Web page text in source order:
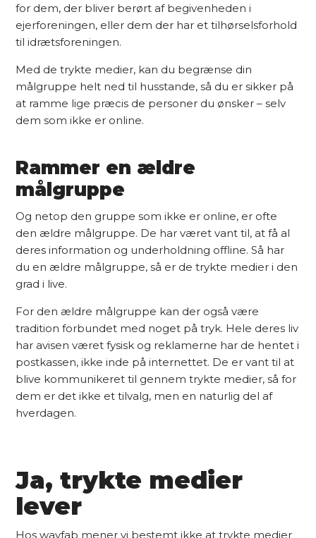
for dem, der bliver berørt af begivenheden i
ejerforeningen, eller dem der har et tilhørselsforhold
til idrætsforeningen.
Med de trykte medier, kan du begrænse din
målgruppe helt ned til husstande, så du er sikker på
at ramme lige præcis de personer du ønsker – selv
dem som ikke er online.
Rammer en ældre
målgruppe
Og netop den gruppe som ikke er online, er ofte
den ældre målgruppe. De har været vant til, at få al
deres information og underholdning offline. Så har
du en ældre målgruppe, så er de trykte medier i den
grad i live.
For den ældre målgruppe kan der også være
tradition forbundet med noget på tryk. Hele deres liv
har avisen været fysisk og reklamerne har de hentet i
postkassen, ikke inde på internettet. De er vant til at
blive kommunikeret til gennem trykte medier, så for
dem er det ikke et tilvalg, men en naturlig del af
hverdagen.
Ja, trykte medier
lever
Hos wayfab mener vi bestemt ikke at trykte medier